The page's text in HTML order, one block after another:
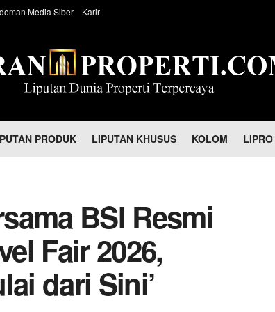
Media Siber Karir
PRODUK LIPUTAN KHUSUS KOLOM
BSI Resmi
Fair 2026,
dari Sini’